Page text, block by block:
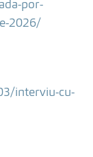
por-
2026/
interviu-cu-